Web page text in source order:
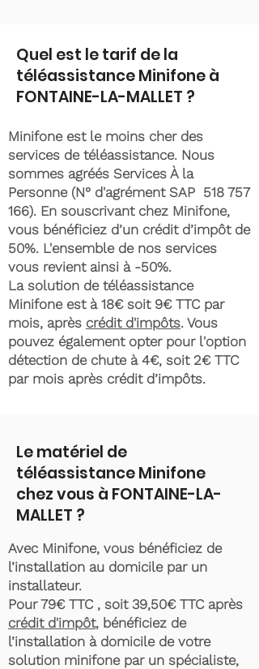
Quel est le tarif de la
téléassistance Minifone à
FONTAINE-LA-MALLET ?
Minifone est le moins cher des
services de téléassistance. Nous
sommes agréés Services À la
Personne (N° d'agrément SAP 518 757
166). En souscrivant chez Minifone,
vous bénéficiez d’un crédit d’impôt de
50%. L'ensemble de nos services
vous revient ainsi à -50%.
La solution de téléassistance
Minifone est à 18€ soit 9€ TTC par
mois, après crédit d'impôts. Vous
pouvez également opter pour l'option
détection de chute à 4€, soit 2€ TTC
par mois après crédit d’impôts.
Le matériel de
téléassistance Minifone
chez vous à FONTAINE-LA-
MALLET ?
Avec Minifone, vous bénéficiez de
l’installation au domicile par un
installateur.
Pour 79€ TTC , soit 39,50€ TTC après
crédit d'impôt, bénéficiez de
l’installation à domicile de votre
solution minifone par un spécialiste,